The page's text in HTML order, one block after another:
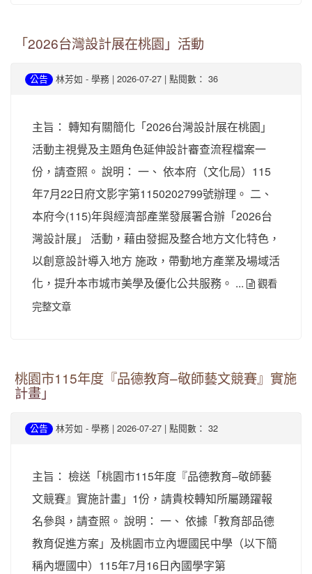
「2026台灣設計展在桃園」活動
公告 林芳如 - 學務 | 2026-07-27 | 點閱數： 36
主旨： 轉知有關簡化「2026台灣設計展在桃園」
活動主視覺及主題角色延伸設計審查流程檔案一
份，請查照。 說明： 一、 依本府（文化局）115
年7月22日府文影字第1150202799號辦理。 二、
本府今(115)年與經濟部產業發展署合辦「2026台
灣設計展」 活動，藉由發掘及整合地方文化特色，
以創意設計導入地方 施政，帶動地方產業及場域活
化，提升本市城市美學及優化公共服務。 ...
觀看
完整文章
桃園市115年度『品德教育–敬師藝文競賽』實施
計畫」
公告 林芳如 - 學務 | 2026-07-27 | 點閱數： 32
主旨： 檢送「桃園市115年度『品德教育–敬師藝
文競賽』實施計畫」1份，請貴校轉知所屬踴躍報
名參與，請查照。 說明： 一、 依據「教育部品德
教育促進方案」及桃園市立內壢國民中學（以下簡
稱內壢國中）115年7月16日內國學字第